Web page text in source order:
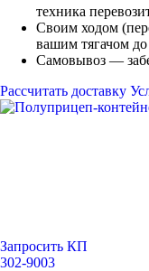
техника
Своим ходом
вашим тягачом до
Самовывоз —
Рассчитать доставку
Запросить КП
302-9003